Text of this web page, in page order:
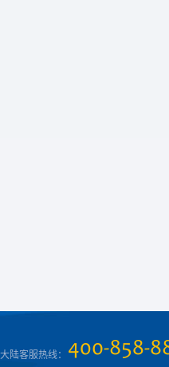
大陆客服热线：